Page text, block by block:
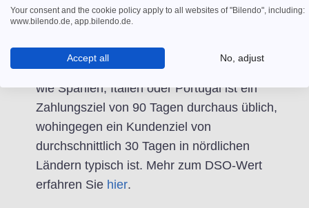
länderspezifisch anzeigen lassen. Gut zu
südlichen und nördlichen Ländern
unterscheidet sich in Europa stark. In Ländern
wie Spanien, Italien oder Portugal ist ein
Zahlungsziel von 90 Tagen durchaus üblich,
wohingegen ein Kundenziel von
durchschnittlich 30 Tagen in nördlichen
Ländern typisch ist. Mehr zum DSO-Wert
erfahren Sie hier.
Your consent and the cookie policy apply to all websites of "Bilendo", including:
www.bilendo.de, app.bilendo.de.
Accept all No, adjust